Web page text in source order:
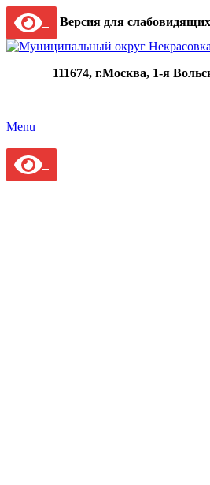
Версия для слабовидящих
111674, г.Москва, 1-я
Menu